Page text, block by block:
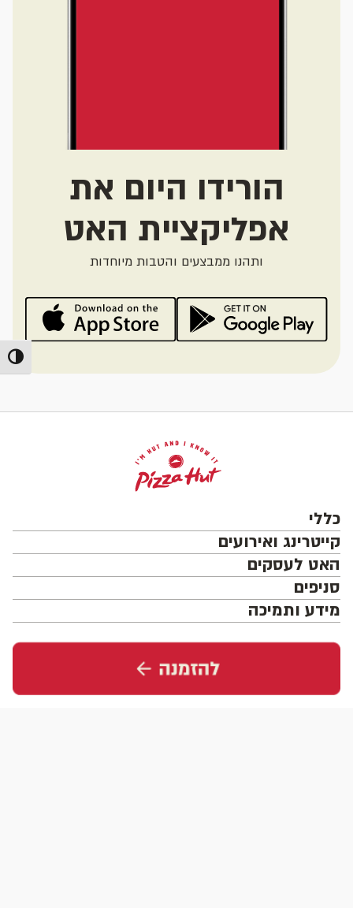
מתג
הורידו היום את
אפליקציית האט
ותהנו ממבצעים והטבות מיוחדות
כללי
קייטרינג ואירועים
האט לעסקים
סניפים
מידע ותמיכה